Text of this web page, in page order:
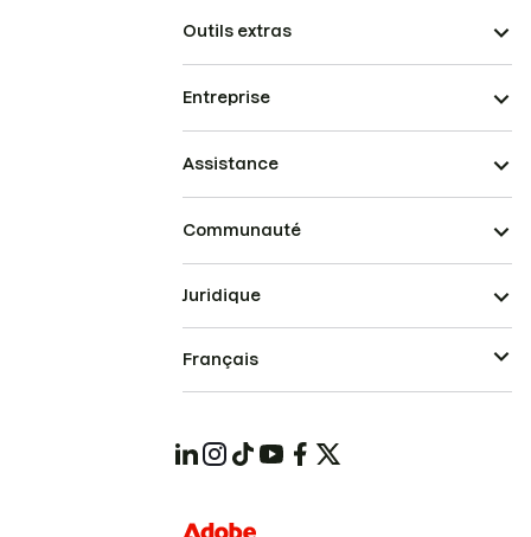
Outils extras
Entreprise
Assistance
Communauté
Juridique
Français